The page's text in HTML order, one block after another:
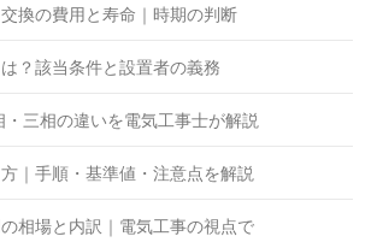
換の費用と寿命｜時期の判断
？該当条件と設置者の義務
三相の違いを電気工事士が解説
｜手順・基準値・注意点を解説
相場と内訳｜電気工事の視点で